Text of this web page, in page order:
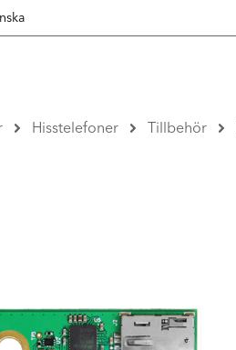
Hisstelefoner Tillbehör